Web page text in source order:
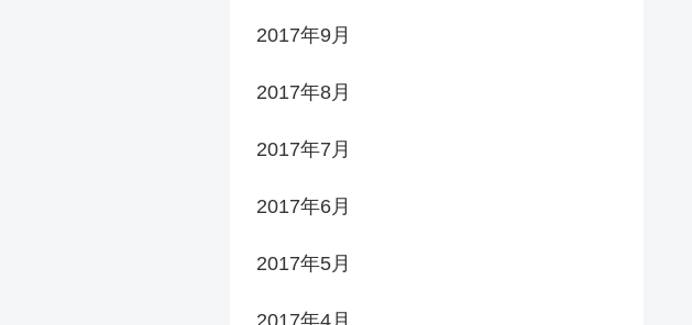
2017年9月
2017年8月
2017年7月
2017年6月
2017年5月
2017年4月